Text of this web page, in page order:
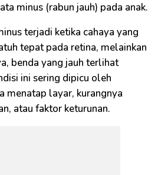
minus (rabun jauh) pada anak.
terjadi ketika cahaya yang
tepat pada retina, melainkan
benda yang jauh terlihat
ini sering dipicu oleh
menatap layar, kurangnya
atau faktor keturunan.